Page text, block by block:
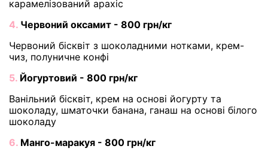
карамелізований арахіс
4. Червоний оксамит - 800 грн/кг
Червоний бісквіт з шоколадними нотками, крем-
чиз, полуничне конфі
5. Йогуртовий - 800 грн/кг
Ванільний бісквіт, крем на основі йогурту та
шоколаду, шматочки банана, ганаш на основі білого
шоколаду
6. Манго-маракуя - 800 грн/кг